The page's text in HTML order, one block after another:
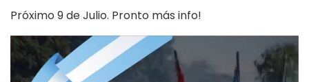
Próximo 9 de Julio. Pronto más info!